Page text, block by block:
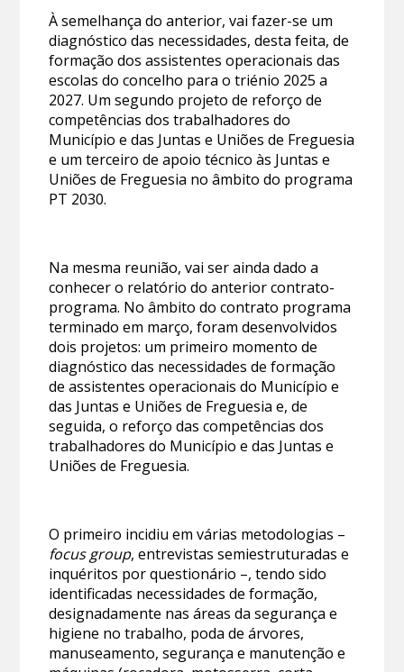
À semelhança do anterior, vai fazer-se um
diagnóstico das necessidades, desta feita, de
formação dos assistentes operacionais das
escolas do concelho para o triénio 2025 a
2027. Um segundo projeto de reforço de
competências dos trabalhadores do
Município e das Juntas e Uniões de Freguesia
e um terceiro de apoio técnico às Juntas e
Uniões de Freguesia no âmbito do programa
PT 2030.
Na mesma reunião, vai ser ainda dado a
conhecer o relatório do anterior contrato-
programa. No âmbito do contrato programa
terminado em março, foram desenvolvidos
dois projetos: um primeiro momento de
diagnóstico das necessidades de formação
de assistentes operacionais do Município e
das Juntas e Uniões de Freguesia e, de
seguida, o reforço das competências dos
trabalhadores do Município e das Juntas e
Uniões de Freguesia.
O primeiro incidiu em várias metodologias –
focus group, entrevistas semiestruturadas e
inquéritos por questionário –, tendo sido
identificadas necessidades de formação,
designadamente nas áreas da segurança e
higiene no trabalho, poda de árvores,
manuseamento, segurança e manutenção e